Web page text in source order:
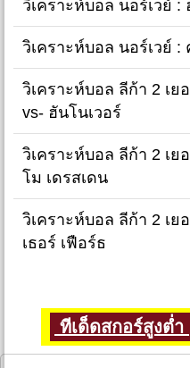
วิเคราะห์บอล นอร์เวย์
วิเคราะห์บอล นอร์เวย์
วิเคราะห์บอล ลีก้า 2 เย
vs- ฮันโนเวอร์
วิเคราะห์บอล ลีก้า 2 เ
โม เดรสเดน
วิเคราะห์บอล ลีก้า 2 เย
เธอร์ เฟือร์ธ
ทีเด็ดสกอร์สูงต่ำ